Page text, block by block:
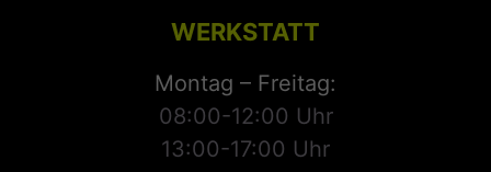
WERKSTATT
Montag – Freitag:
08:00-12:00 Uhr
13:00-17:00 Uhr